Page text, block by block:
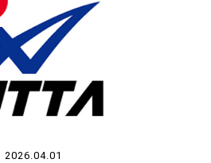
2026.04.01